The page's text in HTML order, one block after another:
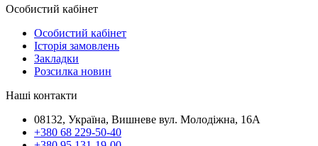
Особистий кабінет
Особистий кабінет
Історія замовлень
Закладки
Розсилка новин
Наші контакти
08132, Україна, Вишневе вул. Молодіжна, 16А
+380 68 229-50-40